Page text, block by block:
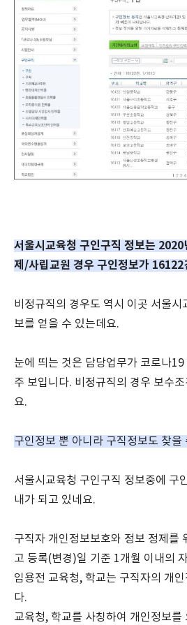
서울시교육청 구인구직 정보는
제/사립교원 경우 구인정보가 16122
비정규직의 경우도 역시 이곳 서울시
보를 얻을 수 있는데요.
눈에 띄는 것은 담당업무가 코로나
주 보입니다. 비정규직의 경우 보수조
요.
구인정보 뿐 아니라 구직정보도 찾을
서울시교육청 구인구직 정보중에 구
내가 되고 있네요.
구직자 개인정보보호와 정보 정제를
고 등록(변경)일 기준 1개월 이내의
임용전 교육청, 학교는 구직자의 개
다.
교육청, 학교를 사칭하여 개인정보를